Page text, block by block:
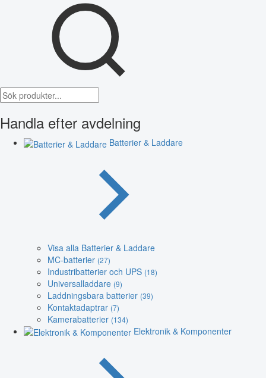
Handla efter avdelning
Batterier & Laddare
Visa alla Batterier & Laddare
MC-batterier (27)
Industribatterier och UPS (18)
Universalladdare (9)
Laddningsbara batterier (39)
Kontaktadaptrar (7)
Kamerabatterier (134)
Elektronik & Komponenter